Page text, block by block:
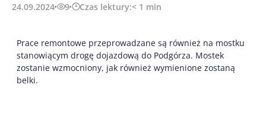
24.09.2024 9 Czas lektury:< 1 min
Prace remontowe przeprowadzane są również na mostku
stanowiącym drogę dojazdową do Podgórza. Mostek
zostanie wzmocniony, jak również wymienione zostaną
belki.